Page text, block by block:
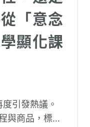
「意念
顯化課
引發熱議。
與商品，標榜